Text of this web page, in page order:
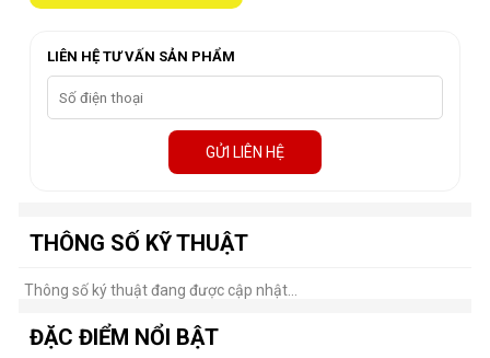
LIÊN HỆ TƯ VẤN SẢN PHẨM
GỬI LIÊN HỆ
THÔNG SỐ KỸ THUẬT
Thông số ký thuật đang được cập nhật...
ĐẶC ĐIỂM NỔI BẬT